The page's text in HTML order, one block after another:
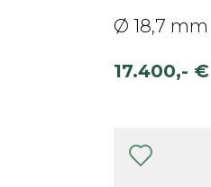
Ø 18,7 mm
17.400,- €